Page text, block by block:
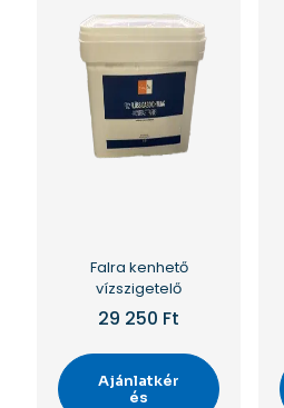
Falra kenhető
vízszigetelő
29 250 Ft
Ajánlatkér
és